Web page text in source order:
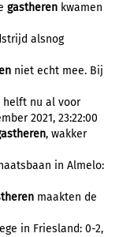
gastheren kwamen
alsnog
niet echt mee. Bij
helft nu al voor
2021, 23:22:00
, wakker
in Almelo:
maakten de
in Friesland: 0-2,